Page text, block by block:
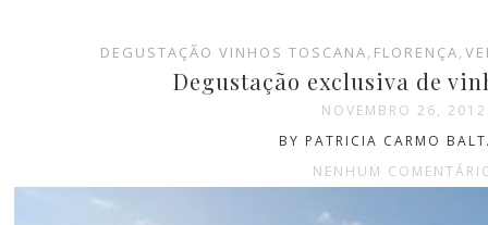
DEGUSTAÇÃO VINHOS TOSCANA, FLORENÇA,
Degustação exclusiva de
NOVEMBRO 26, 2012
BY PATRICIA CARMO
NENHUM